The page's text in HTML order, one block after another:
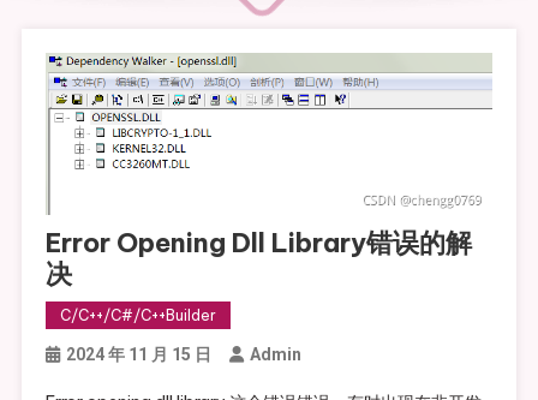
Error Opening Dll Library错误的解
决
C/C++/C#/C++Builder
2024 年 11 月 15 日 Admin